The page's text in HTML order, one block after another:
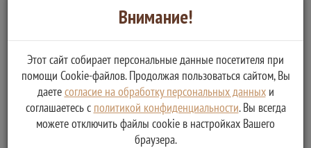
удостоверяющий его личность, предъявление документа,
удостоверяющего личность, с истекшим сроком действия);
🔸 Неподтверждение полномочий представителя
гражданина.
✅ Решение об отказе в предоставлении государственной
услуги принимается в случае, если:
🔸 Состав, форма или содержание поданных документов
не соответствуют требованиям.
Внимание!
Этот сайт собирает персональные данные посетителя при
помощи Cookie-файлов. Продолжая пользоваться сайтом, Вы
даетесогласие на обработку персональных данныхи
соглашаетесь с политикой конфиденциальности. Вы всегда
можете отключить файлы cookie в настройках Вашего
браузера.